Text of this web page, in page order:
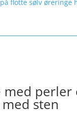
flotte sølv øreringe
perler
sten